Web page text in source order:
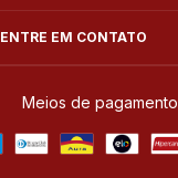
ENTRE EM CONTATO
Meios de pagamento